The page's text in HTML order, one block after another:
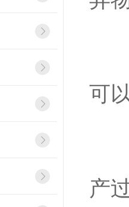
可
产